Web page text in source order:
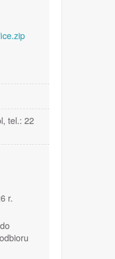
tel.: 22
r.
do